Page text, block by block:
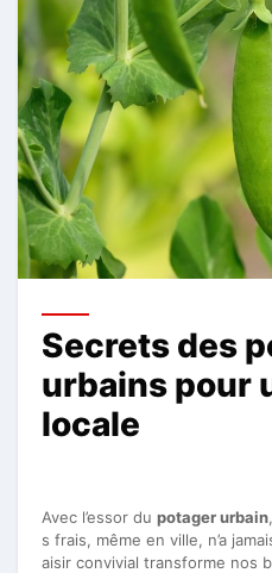
Secrets des
urbains pour
locale
Avec l’essor du potager urbain
s frais, même en ville, n’a
aisir convivial transforme nos